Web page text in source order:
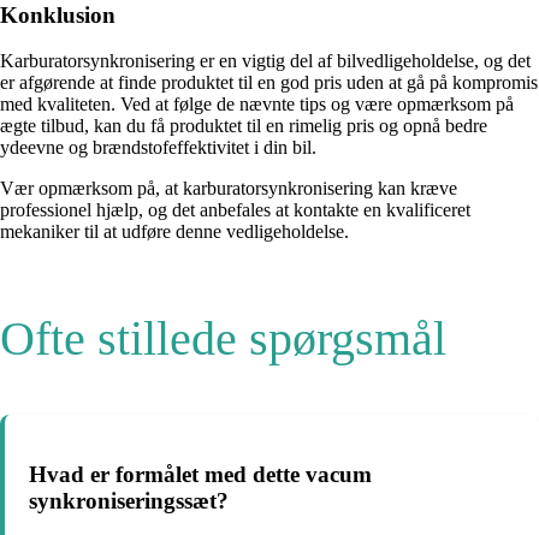
Konklusion
Karburatorsynkronisering er en vigtig del af bilvedligeholdelse, og det
er afgørende at finde produktet til en god pris uden at gå på kompromis
med kvaliteten. Ved at følge de nævnte tips og være opmærksom på
ægte tilbud, kan du få produktet til en rimelig pris og opnå bedre
ydeevne og brændstofeffektivitet i din bil.
Vær opmærksom på, at karburatorsynkronisering kan kræve
professionel hjælp, og det anbefales at kontakte en kvalificeret
mekaniker til at udføre denne vedligeholdelse.
Ofte stillede spørgsmål
Hvad er formålet med dette vacum
synkroniseringssæt?